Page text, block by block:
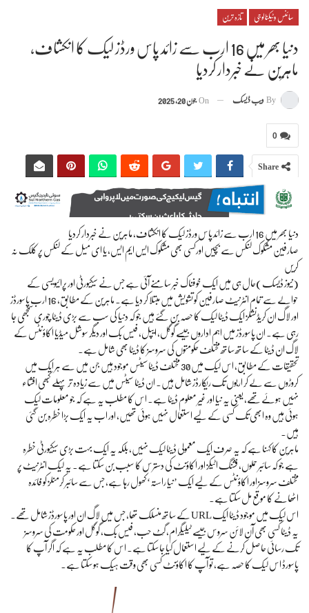
سائنس وٹیکنالوجی تازہ ترین
دنیا بھر میں 16 ارب سے زائد پاس ورڈز لیک کا انکشاف،
ماہرین نے خبردار کردیا
By ویب ڈیسک On جون 20, 2025
0
Share
دنیا بھر میں 16 ارب سے زائد پاس ورڈز لیک کا انکشاف، ماہرین نے خبردار کردیا
صارفین مشکوک لنکس سے بچیں اورکسی بھی مشکوک ایس ایم ایس، یا ای میل کے لنکس پر کلک نہ
کریں
(نیوز ڈیسک)حال ہی میں ایک خوفناک خبر سامنے آئی ہے جس نے سیکیورٹی اور پرائیویسی کے
حوالے سے تمام انٹرنیٹ صارفین کو تشویش میں مبتلا کر دیا ہے۔ ماہرین کے مطابق، 16 ارب پاسورڈز
اور لاگ ان کریڈنشلز ایک ڈیٹا لیک کا حصہ بن گئے ہیں جو کہ دنیا کی سب سے بڑی ڈیٹا چوری سمجھی جا
رہی ہے۔ ان پاسورڈز میں اہم اداروں جیسے گوگل، ایپل، فیس بک اور دیگر سوشل میڈیا اکاؤنٹس کے
لاگ ان ڈیٹا کے ساتھ ساتھ مختلف حکومتوں کی سروسز کا ڈیٹا بھی شامل ہے۔
تحقیقات کے مطابق، اس لیک میں 30 مختلف ڈیٹاسیٹس موجود ہیں جن میں سے ہر ایک میں
کروڑوں سے لے کر اربوں تک ریکارڈز شامل ہیں۔ ان ڈیٹا سیٹس میں سے زیادہ تر پہلے کبھی افشاء
نہیں ہوئے تھے، یعنی یہ نیا اور غیر معلوم ڈیٹا ہے۔ اس کا مطلب یہ ہے کہ جو معلومات لیک
ہوئی ہیں وہ ابھی تک کسی کے لیے استعمال نہیں ہوئی تھیں، اور اب یہ ایک بڑا خطرہ بن گئی
ہیں۔
ماہرین کا کہنا ہے کہ یہ صرف ایک معمولی ڈیٹا لیک نہیں، بلکہ یہ ایک بہت بڑی سیکیورٹی خطرہ
ہے جو کہ سائبر حملوں، فشنگ اٹیکز اور اکاؤنٹ کی دسترس کا سبب بن سکتا ہے۔ یہ لیک انٹرنیٹ پر
مختلف سروسز اور اکاؤنٹس کے لیے ایک ’نیا راستہ‘ کھول رہا ہے، جس سے سائبر کرمنلز کو فائدہ
اٹھانے کا موقع مل سکتا ہے۔
اس لیک میں موجود ڈیٹا ایک URL کے ساتھ منسلک تھا، جس میں لاگ ان اور پاسورڈز شامل تھے۔
یہ ڈیٹا کسی بھی آن لائن سروس جیسے ٹیلیگرام، گِٹ حب، فیس بک، گوگل اور حکومت کی سروسز
تک رسائی حاصل کرنے کے لیے استعمال کیا جا سکتا ہے۔ اس کا مطلب یہ ہے کہ اگر آپ کا
پاسورڈ اس لیک کا حصہ ہے، تو آپ کا اکاؤنٹ کسی بھی وقت ہیک ہو سکتا ہے۔